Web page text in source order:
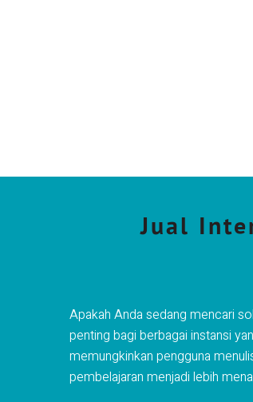
Jual
Apakah Anda sedang mencari
penting bagi berbagai instansi
memungkinkan pengguna
pembelajaran menjadi lebih